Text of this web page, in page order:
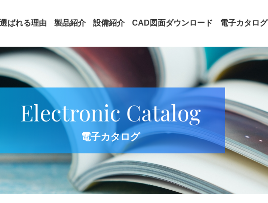
選ばれる理由 製品紹介 設備紹介 CAD図面ダウンロード 電子カタログ
Electronic Catalog
電子カタログ